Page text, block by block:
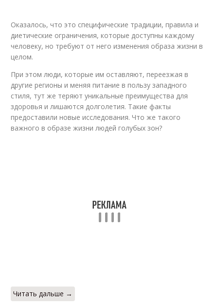
Оказалось, что это специфические традиции, правила и
диетические ограничения, которые доступны каждому
человеку, но требуют от него изменения образа жизни в
целом.
При этом люди, которые им оставляют, переезжая в
другие регионы и меняя питание в пользу западного
стиля, тут же теряют уникальные преимущества для
здоровья и лишаются долголетия. Такие факты
предоставили новые исследования. Что же такого
важного в образе жизни людей голубых зон?
Читать дальше →